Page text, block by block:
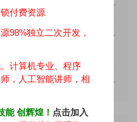
里的示例图片？
地址或者无法查看内
可以退款吗？
付费资源
98%独立二次开发，
计算机专业、程序
，人工智能讲师，相
能 创辉煌！ 点击加入